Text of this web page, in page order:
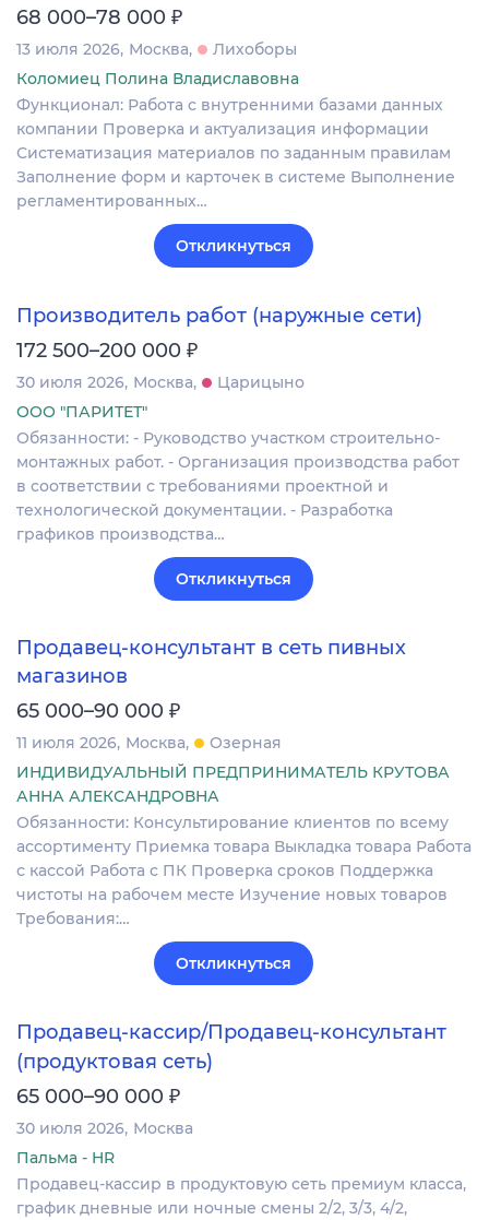
68 000–78 000 ₽
13 июля 2026 Москва
Лихоборы
Коломиец Полина Владиславовна
Функционал: Работа с внутренними базами данных
компании Проверка и актуализация информации
Систематизация материалов по заданным правилам
Заполнение форм и карточек в системе Выполнение
регламентированных…
Откликнуться
Производитель работ (наружные сети)
172 500–200 000 ₽
30 июля 2026 Москва
Царицыно
ООО "ПАРИТЕТ"
Обязанности: - Руководство участком строительно-
монтажных работ. - Организация производства работ
в соответствии с требованиями проектной и
технологической документации. - Разработка
графиков производства…
Откликнуться
Продавец-консультант в сеть пивных
магазинов
65 000–90 000 ₽
11 июля 2026 Москва
Озерная
ИНДИВИДУАЛЬНЫЙ ПРЕДПРИНИМАТЕЛЬ КРУТОВА
АННА АЛЕКСАНДРОВНА
Обязанности: Консультирование клиентов по всему
ассортименту Приемка товара Выкладка товара Работа
с кассой Работа с ПК Проверка сроков Поддержка
чистоты на рабочем месте Изучение новых товаров
Требования:…
Откликнуться
Продавец-кассир/Продавец-консультант
(продуктовая сеть)
65 000–90 000 ₽
30 июля 2026 Москва
Пальма - HR
Продавец-кассир в продуктовую сеть премиум класса,
график дневные или ночные смены 2/2, 3/3, 4/2,